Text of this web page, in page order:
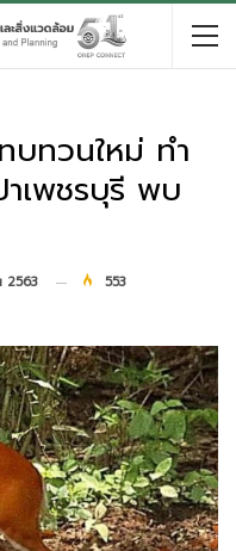
ทวนใหม่ ทำ
าเพชรบุรี พบ
2563 553